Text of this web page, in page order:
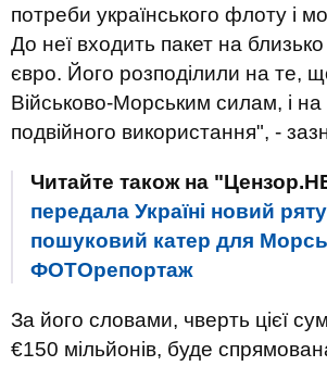
потреби українського флоту і
До неї входить пакет на
євро. Його розподілили на те,
Військово-Морським силам, і
подвійного використання", -
Читайте також на
передала Україні новий
пошуковий катер для
ФОТОрепортаж
За його словами, чверть цієї
€150 мільйонів, буде